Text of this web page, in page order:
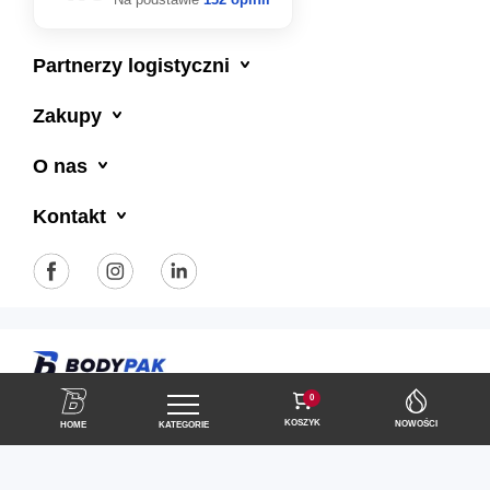
HOME KATEGORIE
0
KOSZYK NOWOŚCI
Partnerzy logistyczni
Zakupy
O nas
Kontakt
Polityka prywatności Regulamin sklepu